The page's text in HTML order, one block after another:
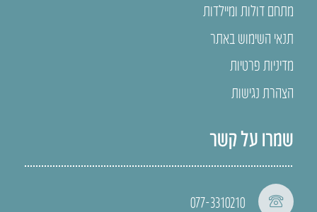
מתחם דולות ומיילדות
תנאי השימוש באתר
מדיניות פרטיות
הצהרת נגישות
שמרו על קשר
077-3310210